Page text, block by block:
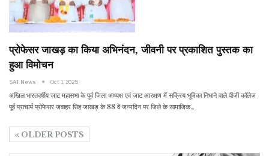
प्रोफेसर जाखड़ का किया अभिनंदन, जीवनी पर प्रकाशित पुस्तक का
हुआ विमोचन
SAT News Oct 1, 2025
अखिल भारतवर्षीय जाट महासभा के पूर्व जिला अध्यक्ष एवं जाट आरक्षण में सक्रिय भूमिका निभाने वाले पीजी कॉलेज
पूर्व प्राचार्य प्रोफेसर जवाहर सिंह जाखड़ के 88 वें जन्मदिन पर जिले के सामाजिक…
OLDER POSTS